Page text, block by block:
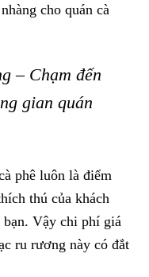
cho quán cà
– Chạm đến
gian quán
phê luôn là điểm
thú của khách
bạn. Vậy chi phí giá
ru rương này có đắt